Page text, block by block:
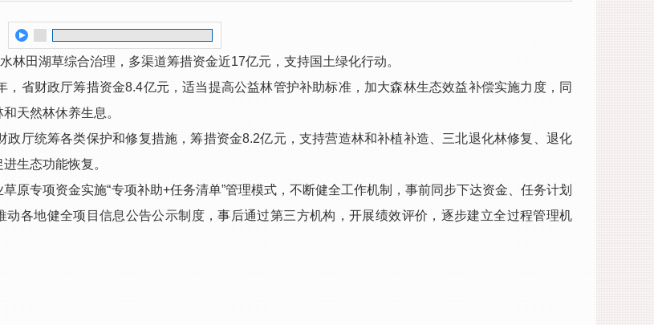
田湖草综合治理，多渠道筹措资金近17亿元，支持国土绿化行动。
财政厅筹措资金8.4亿元，适当提高公益林管护补助标准，加大森林生态效益补偿实施力度，同
天然林休养生息。
统筹各类保护和修复措施，筹措资金8.2亿元，支持营造林和补植补造、三北退化林修复、退化
生态功能恢复。
专项资金实施“专项补助+任务清单”管理模式，不断健全工作机制，事前同步下达资金、任务计划
动各地健全项目信息公告公示制度，事后通过第三方机构，开展绩效评价，逐步建立全过程管理机